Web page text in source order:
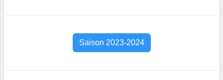
Saison 2023-2024